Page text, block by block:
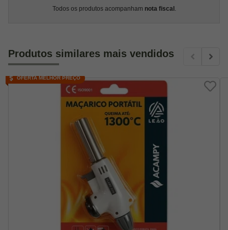
Todos os produtos acompanham nota fiscal .
Produtos similares mais vendidos
OFERTA MELHOR PREÇO